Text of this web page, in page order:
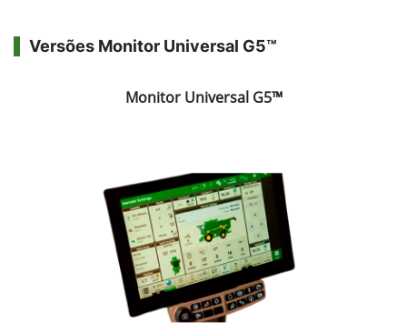
Versões Monitor Universal G5™
Monitor Universal G5™